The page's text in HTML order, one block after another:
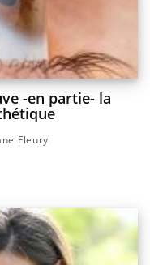
-en partie- la
Fleury